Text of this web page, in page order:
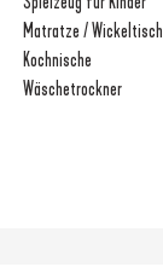
Matratze / Wickeltisch
Kochnische
Wäschetrockner